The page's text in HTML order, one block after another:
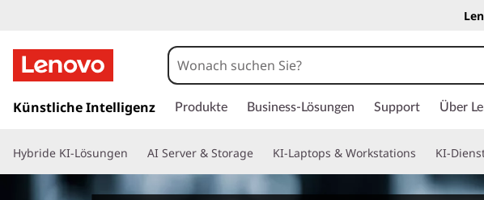
u
a
u
Künstliche Intelligenz Produkte Business-Lösungen Support Über
Hybride KI-Lösungen AI Server & Storage KI-Laptops & Workstations KI-